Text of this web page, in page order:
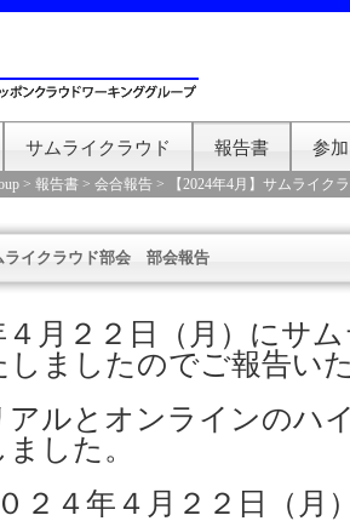
サムライクラウド 報告書 参
> 報告書 > 会合報告 > 【2024年4月】サムライ
ライクラウド部会 部会報告
４月２２日（月）にサ
しましたのでご報告い
アルとオンラインのハ
した。
２４年４月２２日（月